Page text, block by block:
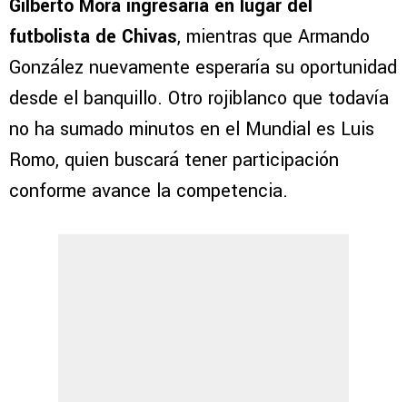
Gilberto Mora ingresaría en lugar del
futbolista de Chivas, mientras que Armando
González nuevamente esperaría su oportunidad
desde el banquillo. Otro rojiblanco que todavía
no ha sumado minutos en el Mundial es Luis
Romo, quien buscará tener participación
conforme avance la competencia.